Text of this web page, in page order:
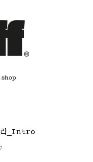
shop
라_Intro